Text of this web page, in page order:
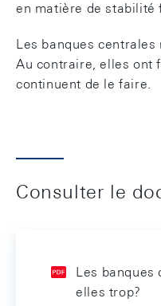
en matière de stabilité
Les banques
Au contraire, elles ont
continuent de le faire.
Consulter le
Les banques
elles trop?